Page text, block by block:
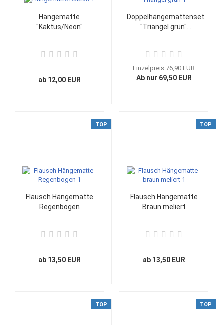
Hängematte
"Kaktus/Neon"
ab 12,00 EUR
Doppelhängemattenset
"Triangel grün"...
Einzelpreis 76,90 EUR
Ab nur 69,50 EUR
TOP
Flausch Hängematte
Regenbogen
ab 13,50 EUR
TOP
Flausch Hängematte
Braun meliert
ab 13,50 EUR
TOP TOP